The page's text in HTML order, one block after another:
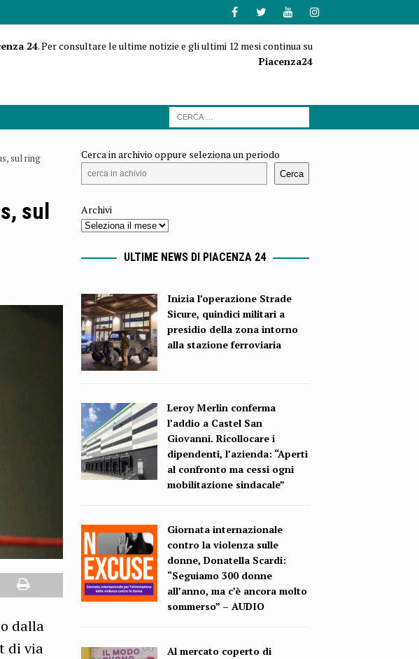
24. Per consultare le ultime notizie e gli ultimi 12 mesi continua su
Piacenza24
sul ring
sul
dalla
di via
Cerca in archivio oppure seleziona un periodo
Cerca
Archivi
ULTIME NEWS DI PIACENZA 24
Inizia l’operazione Strade
Sicure, quindici militari a
presidio della zona intorno
alla stazione ferroviaria
Leroy Merlin conferma
l’addio a Castel San
Giovanni. Ricollocare i
dipendenti, l’azienda: “Aperti
al confronto ma cessi ogni
mobilitazione sindacale”
Giornata internazionale
contro la violenza sulle
donne, Donatella Scardi:
“Seguiamo 300 donne
all’anno, ma c’è ancora molto
sommerso” – AUDIO
Al mercato coperto di